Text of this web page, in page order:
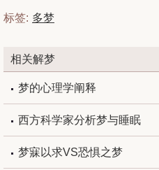
标签: 多梦
相关解梦
梦的心理学阐释
西方科学家分析梦与睡眠
梦寐以求VS恐惧之梦